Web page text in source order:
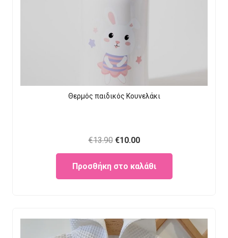
Θερμός παιδικός Κουνελάκι
€13.90 Original
price
was:
€13.90.
€10.00Current
price
is:
€10.00.
Προσθήκη στο καλάθι